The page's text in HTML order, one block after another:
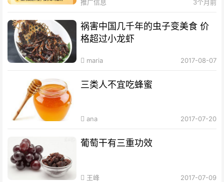
推广信息 3个月前
祸害中国几千年的虫子变美食 价
格超过小龙虾
maria 2017-08-07
三类人不宜吃蜂蜜
ana 2017-07-20
葡萄干有三重功效
王峰 2017-07-09